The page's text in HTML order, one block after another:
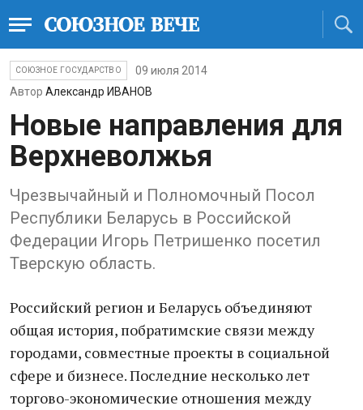
СОЮЗНОЕ ГОСУДАРСТВО
09 июля 2014
Автор Александр ИВАНОВ
Новые направления для
Верхневолжья
Чрезвычайный и Полномочный Посол
Республики Беларусь в Российской
Федерации Игорь Петришенко посетил
Тверскую область.
Российский регион и Беларусь объединяют
общая история, побратимские связи между
городами, совместные проекты в социальной
сфере и бизнесе. Последние несколько лет
торгово-экономические отношения между